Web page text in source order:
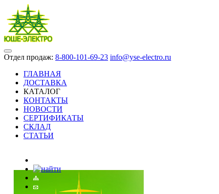
Отдел продаж: 8-800-101-69-23 info@yse-electro.ru
ГЛАВНАЯ
ДОСТАВКА
КАТАЛОГ
КОНТАКТЫ
НОВОСТИ
СЕРТИФИКАТЫ
СКЛАД
СТАТЬИ